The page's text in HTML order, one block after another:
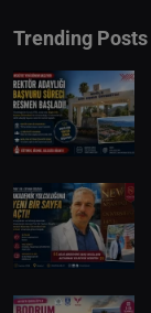
Trending Posts